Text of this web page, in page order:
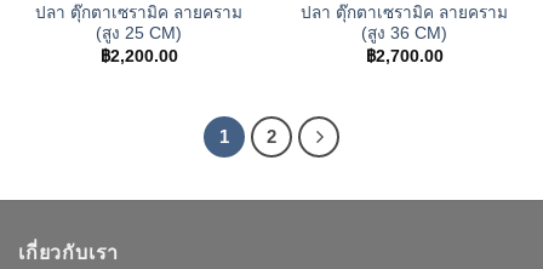
ปลา ตุ๊กตาเซรามิค ลายคราม
(สูง 25 CM)
฿2,200.00
ปลา ตุ๊กตาเซรามิค ลายคราม
(สูง 36 CM)
฿2,700.00
1 2
เกี่ยวกับเรา